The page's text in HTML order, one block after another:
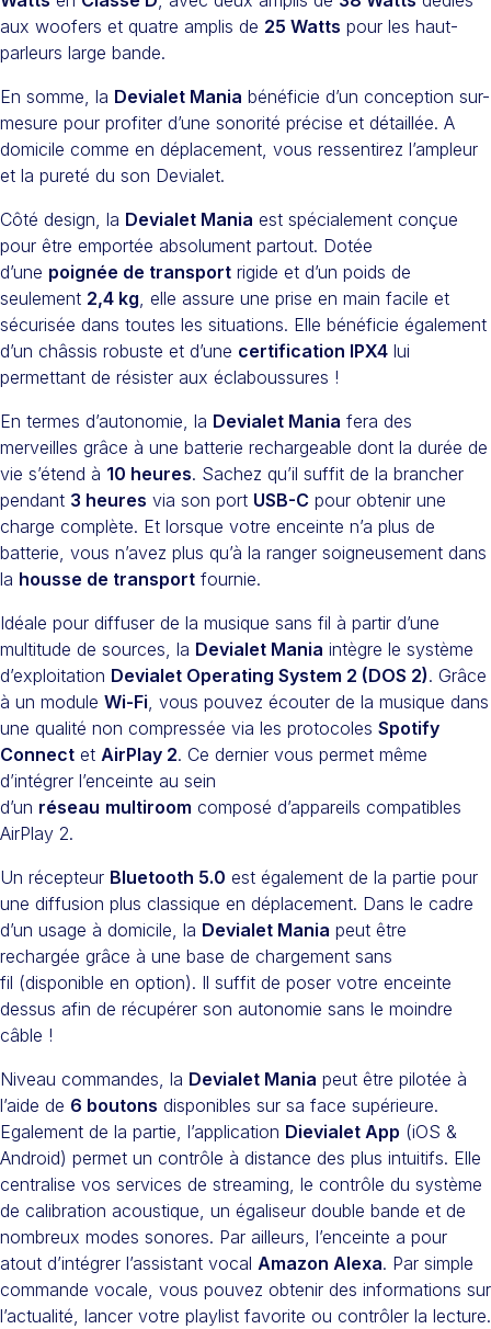
aux woofers et quatre amplis de 25 Watts pour les haut-
parleurs large bande.
En somme, la Devialet Mania bénéficie d’un conception sur-
mesure pour profiter d’une sonorité précise et détaillée. A
domicile comme en déplacement, vous ressentirez l’ampleur
et la pureté du son Devialet.
Côté design, la Devialet Mania est spécialement conçue
pour être emportée absolument partout. Dotée
d’une poignée de transport rigide et d’un poids de
seulement 2,4 kg , elle assure une prise en main facile et
sécurisée dans toutes les situations. Elle bénéficie également
d’un châssis robuste et d’une certification IPX4 lui
permettant de résister aux éclaboussures !
En termes d’autonomie, la Devialet Mania fera des
merveilles grâce à une batterie rechargeable dont la durée de
vie s’étend à 10 heures. Sachez qu’il suffit de la brancher
pendant 3 heures via son port USB-C pour obtenir une
charge complète. Et lorsque votre enceinte n’a plus de
batterie, vous n’avez plus qu’à la ranger soigneusement dans
la housse de transport fournie.
Idéale pour diffuser de la musique sans fil à partir d’une
multitude de sources, la Devialet Mania intègre le système
d’exploitation Devialet Operating System 2 (DOS 2). Grâce
à un module Wi-Fi , vous pouvez écouter de la musique dans
une qualité non compressée via les protocoles Spotify
Connect et AirPlay 2. Ce dernier vous permet même
d’intégrer l’enceinte au sein
d’un réseau multiroom composé d’appareils compatibles
AirPlay 2.
Un récepteur Bluetooth 5.0 est également de la partie pour
une diffusion plus classique en déplacement. Dans le cadre
d’un usage à domicile, la Devialet Mania peut être
rechargée grâce à une base de chargement sans
fil (disponible en option). Il suffit de poser votre enceinte
dessus afin de récupérer son autonomie sans le moindre
câble !
Niveau commandes, la Devialet Mania peut être pilotée à
l’aide de 6 boutons disponibles sur sa face supérieure.
Egalement de la partie, l’application Dievialet App (iOS &
Android) permet un contrôle à distance des plus intuitifs. Elle
centralise vos services de streaming, le contrôle du système
de calibration acoustique, un égaliseur double bande et de
nombreux modes sonores. Par ailleurs, l’enceinte a pour
atout d’intégrer l’assistant vocal Amazon Alexa. Par simple
commande vocale, vous pouvez obtenir des informations sur
l’actualité, lancer votre playlist favorite ou contrôler la lecture.